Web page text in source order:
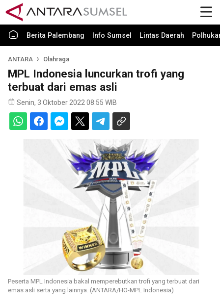
Berita Palembang Info Sumsel Lintas Daerah
ANTARA Olahraga
MPL Indonesia luncurkan trofi yang
terbuat dari emas asli
Senin, 3 Oktober 2022 08:55 WIB
Peserta MPL Indonesia bakal memperebutkan trofi yang terbuat dari
emas asli serta yang lainnya. (ANTARA/HO-MPL Indonesia)